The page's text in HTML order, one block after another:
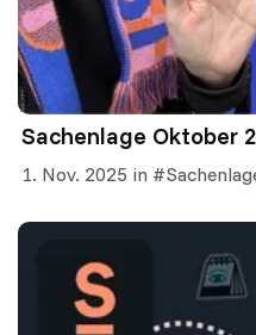
Sachenlage Oktober
1. Nov. 2025 in